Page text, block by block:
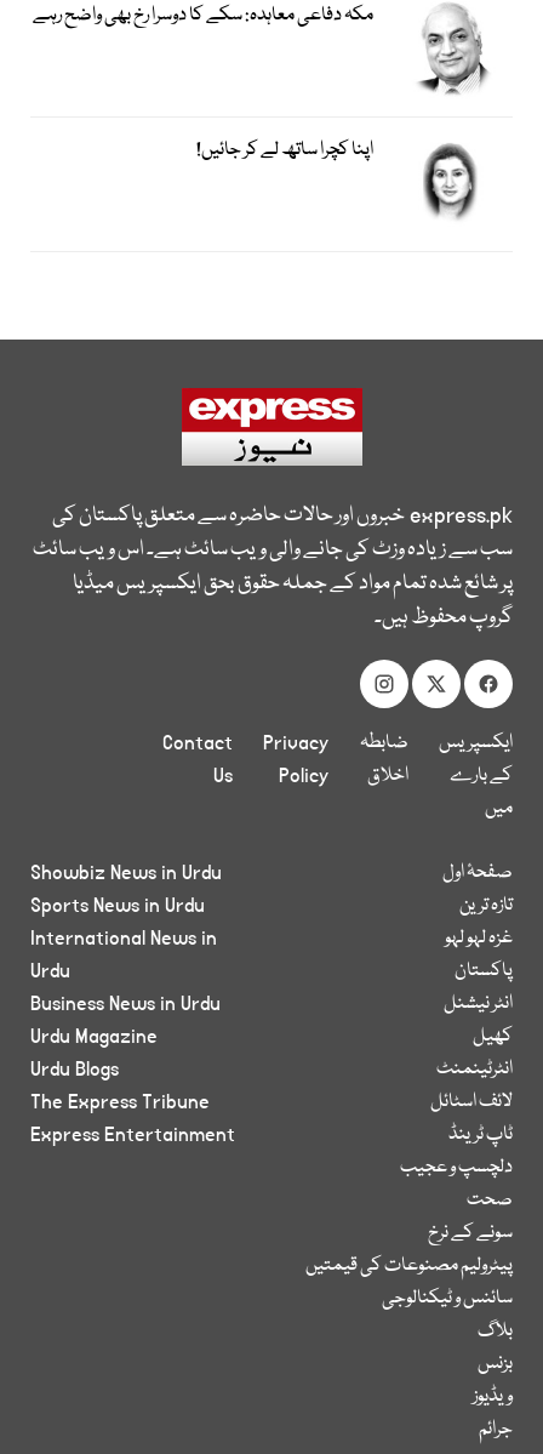
مکہ دفاعی معاہدہ: سکے کا دوسرا رخ بھی واضح رہے
اپنا کچرا ساتھ لے کر جائیں!
express.pkخبروں اور حالات حاضرہ سے متعلق پاکستان کی
سب سے زیادہ وزٹ کی جانے والی ویب سائٹ ہے۔ اس ویب سائٹ
پر شائع شدہ تمام مواد کے جملہ حقوق بحق ایکسپریس میڈیا
گروپ محفوظ ہیں۔
ایکسپریس
کے بارے
میں
ضابطہ
اخلاق
Privacy
Policy
Contact
Us
صفحۂ اول
تازہ ترین
غزہ لہو لہو
پاکستان
انٹر نیشنل
کھیل
انٹرٹینمنٹ
لائف اسٹائل
ٹاپ ٹرینڈ
دلچسپ و عجیب
صحت
سونے کے نرخ
پیٹرولیم مصنوعات کی قیمتیں
سائنس و ٹیکنالوجی
بلاگ
بزنس
ویڈیوز
جرائم
Showbiz News in Urdu
Sports News in Urdu
International News in
Urdu
Business News in Urdu
Urdu Magazine
Urdu Blogs
The Express Tribune
Express Entertainment